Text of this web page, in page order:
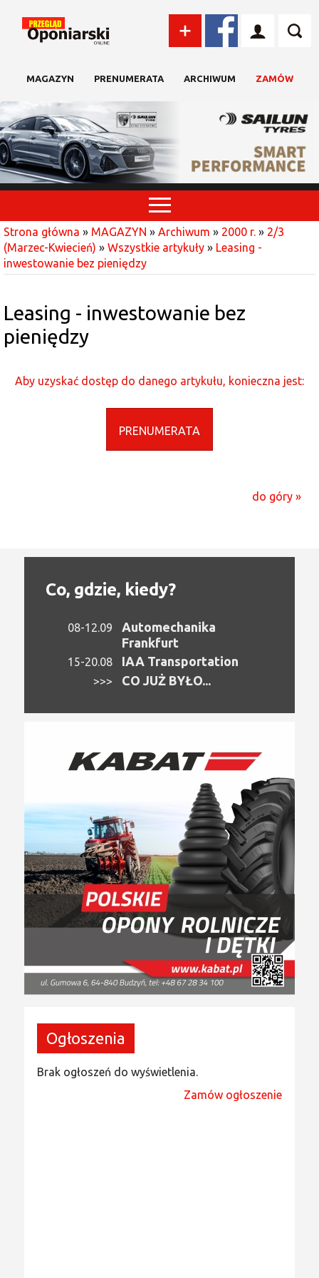
MAGAZYN PRENUMERATA ARCHIWUM ZAMÓW
Strona główna » MAGAZYN » Archiwum » 2000 r. » 2/3
(Marzec-Kwiecień) » Wszystkie artykuły » Leasing -
inwestowanie bez pieniędzy
Leasing - inwestowanie bez
pieniędzy
Aby uzyskać dostęp do danego artykułu, konieczna jest:
PRENUMERATA
do góry »
Co, gdzie, kiedy?
08-12.09
Automechanika
Frankfurt
15-20.08 IAA Transportation
>>> CO JUŻ BYŁO...
Ogłoszenia
Brak ogłoszeń do wyświetlenia.
Zamów ogłoszenie